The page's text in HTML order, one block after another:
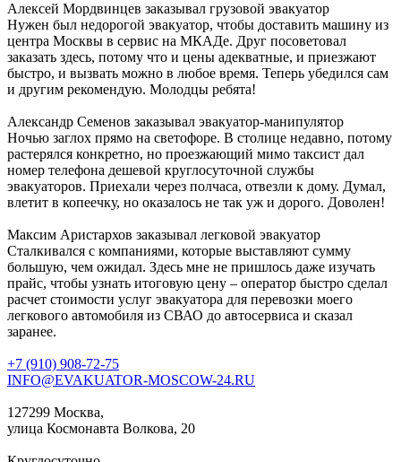
Алексей Мордвинцев заказывал грузовой эвакуатор
Нужен был недорогой эвакуатор, чтобы доставить машину из
центра Москвы в сервис на МКАДе. Друг посоветовал
заказать здесь, потому что и цены адекватные, и приезжают
быстро, и вызвать можно в любое время. Теперь убедился сам
и другим рекомендую. Молодцы ребята!
Александр Семенов заказывал эвакуатор-манипулятор
Ночью заглох прямо на светофоре. В столице недавно, потому
растерялся конкретно, но проезжающий мимо таксист дал
номер телефона дешевой круглосуточной службы
эвакуаторов. Приехали через полчаса, отвезли к дому. Думал,
влетит в копеечку, но оказалось не так уж и дорого. Доволен!
Максим Аристархов заказывал легковой эвакуатор
Сталкивался с компаниями, которые выставляют сумму
большую, чем ожидал. Здесь мне не пришлось даже изучать
прайс, чтобы узнать итоговую цену – оператор быстро сделал
расчет стоимости услуг эвакуатора для перевозки моего
легкового автомобиля из СВАО до автосервиса и сказал
заранее.
+7 (910) 908-72-75
INFO@EVAKUATOR-MOSCOW-24.RU
127299 Москва,
улица Космонавта Волкова, 20